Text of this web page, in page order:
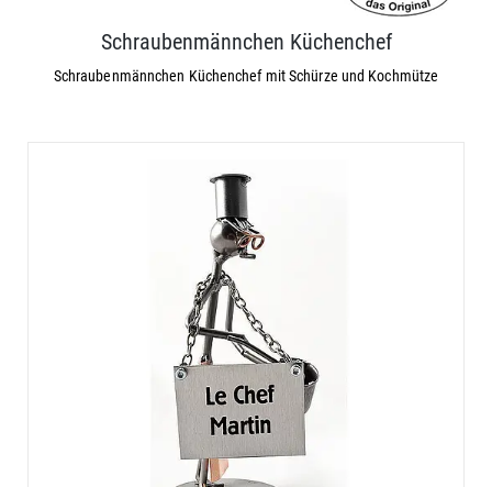
Schraubenmännchen Küchenchef
Schraubenmännchen Küchenchef mit Schürze und Kochmütze